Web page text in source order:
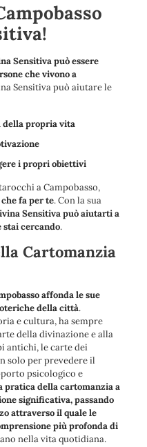
Sensitiva può essere
che vivono a
Sensitiva può aiutare le
della propria vita
i propri obiettivi
a Campobasso,
fa per te. Con la sua
Sensitiva può aiutarti a
stai cercando.
Cartomanzia
affonda le sue
della città.
e cultura, ha sempre
della divinazione e alla
antichi, le carte dei
solo per prevedere il
psicologico e
pratica della cartomanzia a
significativa, passando
attraverso il quale le
più profonda di
nella vita quotidiana.